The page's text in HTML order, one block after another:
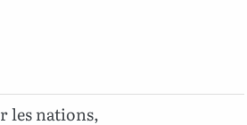
les nations,